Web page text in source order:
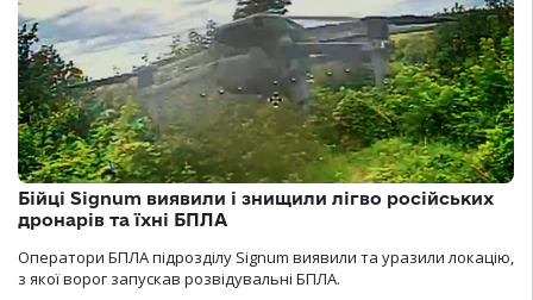
Бійці Signum виявили і знищили лігво російських
дронарів та їхні БПЛА
Оператори БПЛА підрозділу Signum виявили та уразили локацію,
з якої ворог запускав розвідувальні БПЛА.